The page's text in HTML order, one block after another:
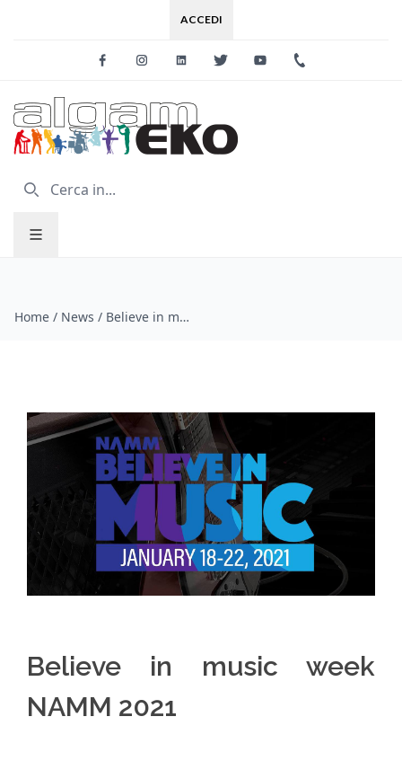
ACCEDI
FacebookInstagramLinkedinTwitter Youtube
Home / News / Believe in music week NAMM 2021
Believe in music week
NAMM 2021